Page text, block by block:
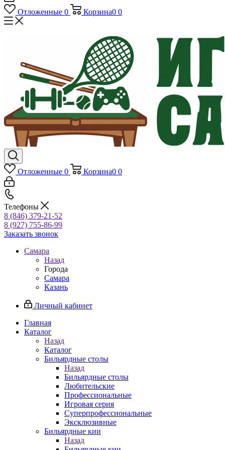
Отложенные 0 Корзина0 0
Отложенные 0 Корзина0 0
Телефоны
8 (846) 379-21-52
8 (927) 755-86-99
Заказать звонок
Самара
Назад
Города
Самара
Казань
Личный кабинет
Главная
Каталог
Назад
Каталог
Бильярдные столы
Назад
Бильярдные столы
Любительские
Профессиональные
Игровая серия
Суперпрофессиональные
Эксклюзивные
Бильярдные кии
Назад